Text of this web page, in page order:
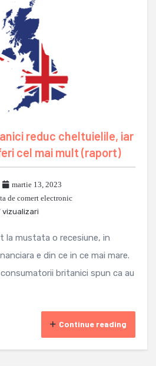
reduc cheltuielile, iar
cel mai mult (raport)
martie 13, 2023
de comert electronic
vizualizari
la mustata o recesiune, in
e din ce in ce mai mare.
britanici spun ca au
Continue reading